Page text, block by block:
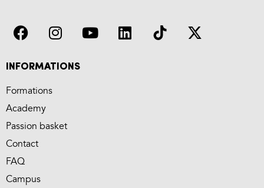
INFORMATIONS
Formations
Academy
Passion basket
Contact
FAQ
Campus